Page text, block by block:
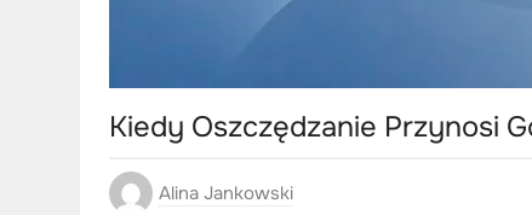
Kiedy Oszczędzanie Przynosi
Alina Jankowski